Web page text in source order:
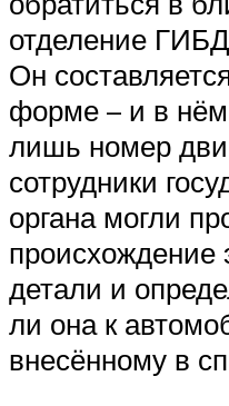
отделение
Он
форме – и в нём
лишь номер
сотрудники
органа могли
происхождение
детали и
ли она к
внесённому в